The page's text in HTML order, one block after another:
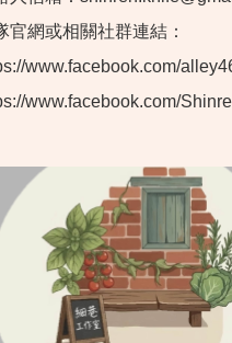
官網或相關社群連結：
www.facebook.com/
www.facebook.com/